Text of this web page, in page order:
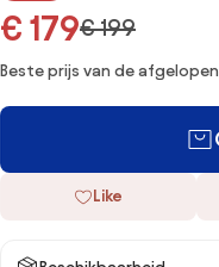
€ 179€ 199
Beste prijs van de
Like